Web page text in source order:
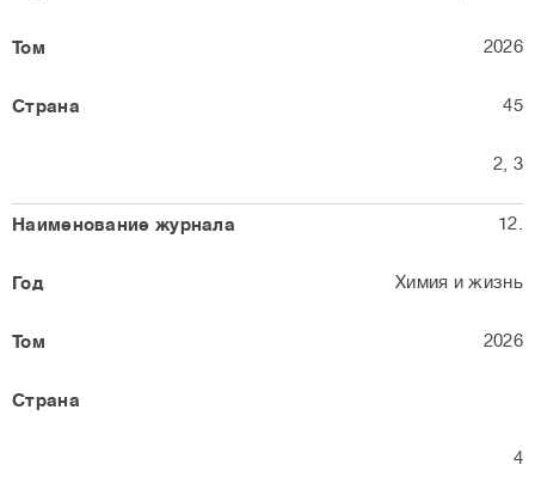
2026
45
2, 3
12.
Химия и жизнь
2026
4